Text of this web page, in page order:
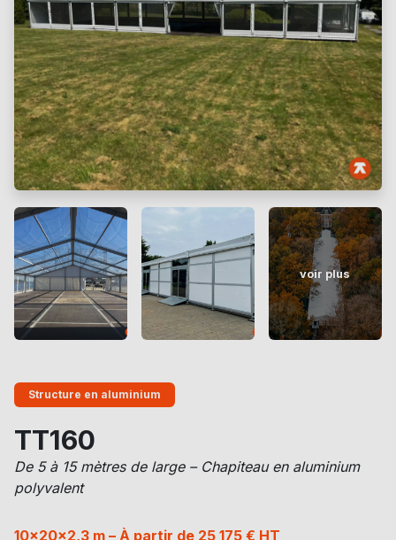
voir plus
Structure en aluminium
TT160
De 5 à 15 mètres de large – Chapiteau en aluminium
polyvalent
10x20x2,3 m – À partir de 25 175 € HT